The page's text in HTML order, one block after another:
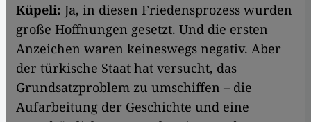
Küpeli: Ja, in diesen Friedensprozess wurden
große Hoffnungen gesetzt. Und die ersten
Anzeichen waren keineswegs negativ. Aber
der türkische Staat hat versucht, das
Grundsatzproblem zu umschiffen – die
Aufarbeitung der Geschichte und eine